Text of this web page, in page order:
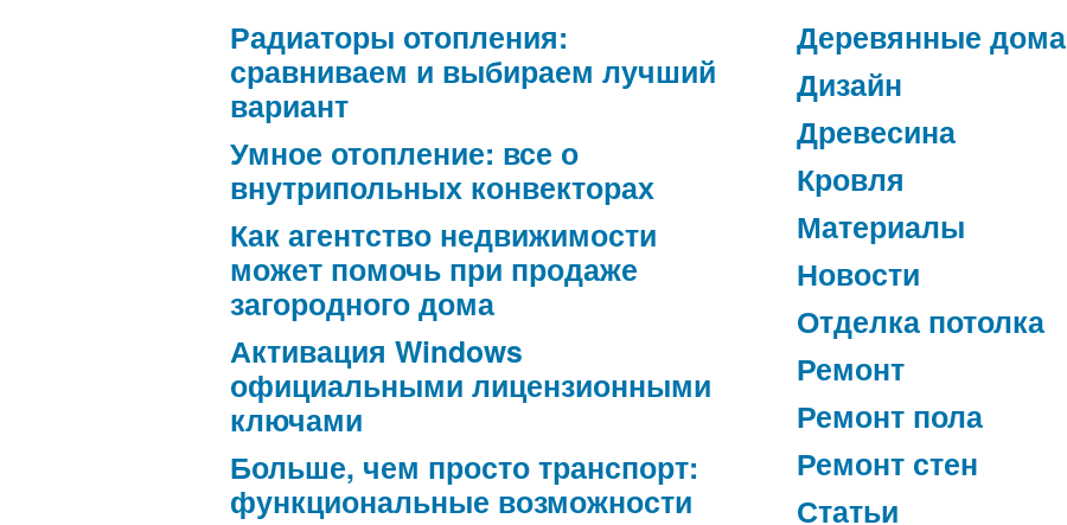
Радиаторы отопления:
сравниваем и выбираем лучший
вариант
Умное отопление: все о
внутрипольных конвекторах
Как агентство недвижимости
может помочь при продаже
загородного дома
Активация Windows
официальными лицензионными
ключами
Больше, чем просто транспорт:
функциональные возможности
Деревянные дома
Дизайн
Древесина
Кровля
Материалы
Новости
Отделка потолка
Ремонт
Ремонт пола
Ремонт стен
Статьи